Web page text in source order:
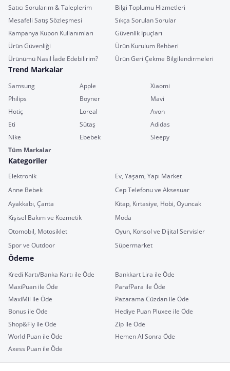
Satıcı Sorularım & Taleplerim
Bilgi Toplumu Hizmetleri
Mesafeli Satış Sözleşmesi
Sıkça Sorulan Sorular
Kampanya Kupon Kullanımları
Güvenlik İpuçları
Ürün Güvenliği
Ürün Kurulum Rehberi
Ürünümü Nasıl İade Edebilirim?
Ürün Geri Çekme Bilgilendirmeleri
Trend Markalar
Samsung Apple
Xiaomi
Philips
Boyner
Mavi
Hotiç
Loreal
Avon
Eti
Sütaş
Adidas
Nike
Ebebek
Sleepy
Tüm Markalar
Kategoriler
Elektronik
Ev, Yaşam, Yapı Market
Anne Bebek
Cep Telefonu ve Aksesuar
Ayakkabı, Çanta
Kitap, Kırtasiye, Hobi, Oyuncak
Kişisel Bakım ve Kozmetik
Moda
Otomobil, Motosiklet
Oyun, Konsol ve Dijital Servisler
Spor ve Outdoor
Süpermarket
Ödeme
Kredi Kartı/Banka Kartı ile Öde
Bankkart Lira ile Öde
MaxiPuan ile Öde
ParafPara ile Öde
MaxiMil ile Öde
Pazarama Cüzdan ile Öde
Bonus ile Öde
Hediye Puan Pluxee ile Öde
Shop&Fly ile Öde
Zip ile Öde
World Puan ile Öde
Hemen Al Sonra Öde
Axess Puan ile Öde